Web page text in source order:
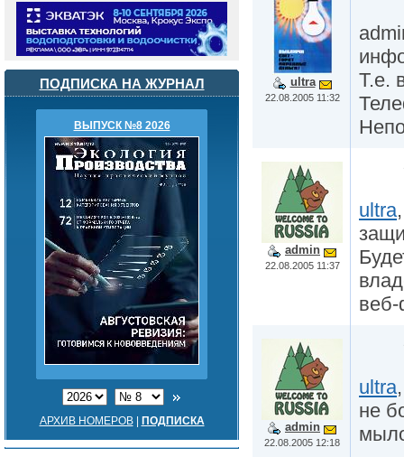
ПОДПИСКА НА ЖУРНАЛ
ВЫПУСК №8 2026
АРХИВ НОМЕРОВ| ПОДПИСКА
ultra
22.08.2005 11:32
Т.е.
admin
22.08.2005 11:37
ultra
admin
22.08.2005 12:18
ultra
не